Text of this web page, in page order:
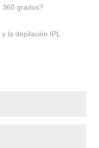
360 ​​grados?
la depilación IPL